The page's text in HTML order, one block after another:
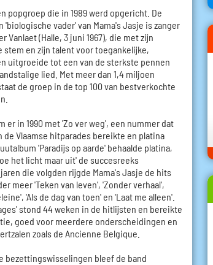
popgroep die in 1989 werd opgericht. De
'biologische vader' van Mama's Jasje is zanger
Vanlaet (Halle, 3 juni 1967), die met zijn
stem en zijn talent voor toegankelijke,
uitgroeide tot een van de sterkste pennen
lied. Met meer dan 1,4 miljoen
de groep in de top 100 van bestverkochte
er in 1990 met 'Zo ver weg', een nummer dat
de Vlaamse hitparades bereikte en platina
'Paradijs op aarde' behaalde platina,
het licht maar uit' de succesreeks
die volgden rijgde Mama's Jasje de hits
meer 'Teken van leven', 'Zonder verhaal',
'Als de dag van toen' en 'Laat me alleen'.
stond 44 weken in de hitlijsten en bereikte
goed voor meerdere onderscheidingen en
zoals de Ancienne Belgique.
bezettingswisselingen bleef de band